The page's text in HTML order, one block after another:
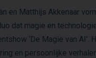
en Matthijs Akkenaar
dat magie en
‘De Magie van AI’.
en persoonlijke